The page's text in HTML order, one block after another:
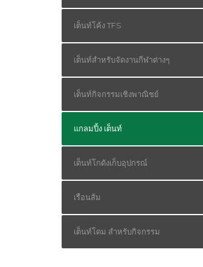
เต็นท์โค้ง TFS
เต็นท์สำหรับจัดงานกีฬาต่างๆ
เต็นท์กิจกรรมเชิงพาณิชย์
แกลมปิ้ง เต็นท์
เต็นท์โกดังเก็บอุปกรณ์
เรือนส้ม
เต็นท์โดม สำหรับกิจกรรม